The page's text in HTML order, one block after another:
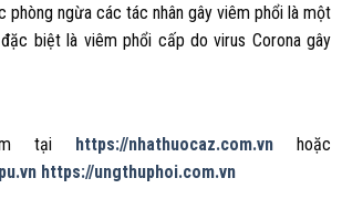
phòng ngừa các tác nhân gây viêm phổi là một
biệt là viêm phổi cấp do virus Corona gây
tại https://nhathuocaz.com.vn hoặc
https://ungthuphoi.com.vn